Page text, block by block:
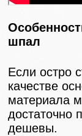
шпал
Если остро
качестве
материала
достаточно
дешевы.